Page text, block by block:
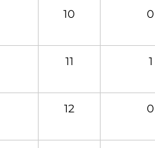
10 0
11 1
12 0